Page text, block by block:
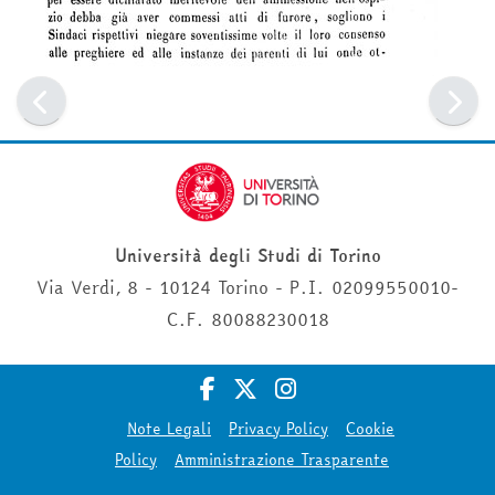
Università degli Studi di Torino
Via Verdi, 8 - 10124 Torino - P.I. 02099550010-
C.F. 80088230018
Note Legali Privacy Policy
Cookie
Policy
Amministrazione Trasparente